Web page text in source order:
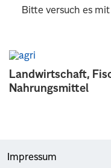
Landwirtschaft,
Nahrungsmittel
Bitte versuch es
Impressum